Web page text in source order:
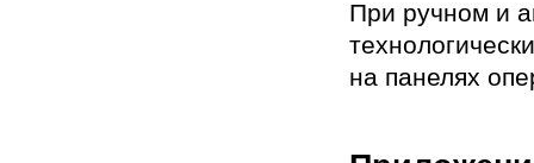
При ручном и
на панелях